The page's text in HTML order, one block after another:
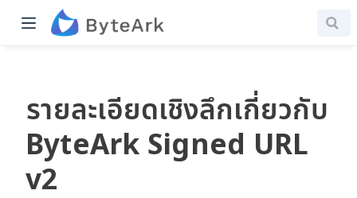
รายละเอียดเชิงลึกเกี่ยวกับ
ByteArk Signed URL
v2